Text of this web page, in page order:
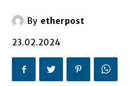
By etherpost
23.02.2024